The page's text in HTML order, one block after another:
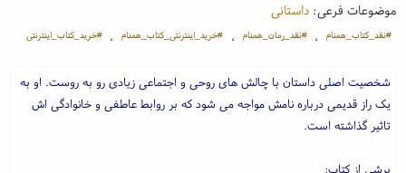
موضوعات فرعی:داستانی
#نقد_کتاب_همنام ، #نقد_رمان_همنام ، #خرید_اینترنتی_کتاب_همنام ، #خرید_کتاب_اینترنتی
شخصیت اصلی داستان با چالش های روحی و اجتماعی زیادی رو به روست. او به
یک راز قدیمی درباره نامش مواجه می شود که بر روابط عاطفی و خانوادگی اش
تاثیر گذاشته است.
برشی از کتاب: